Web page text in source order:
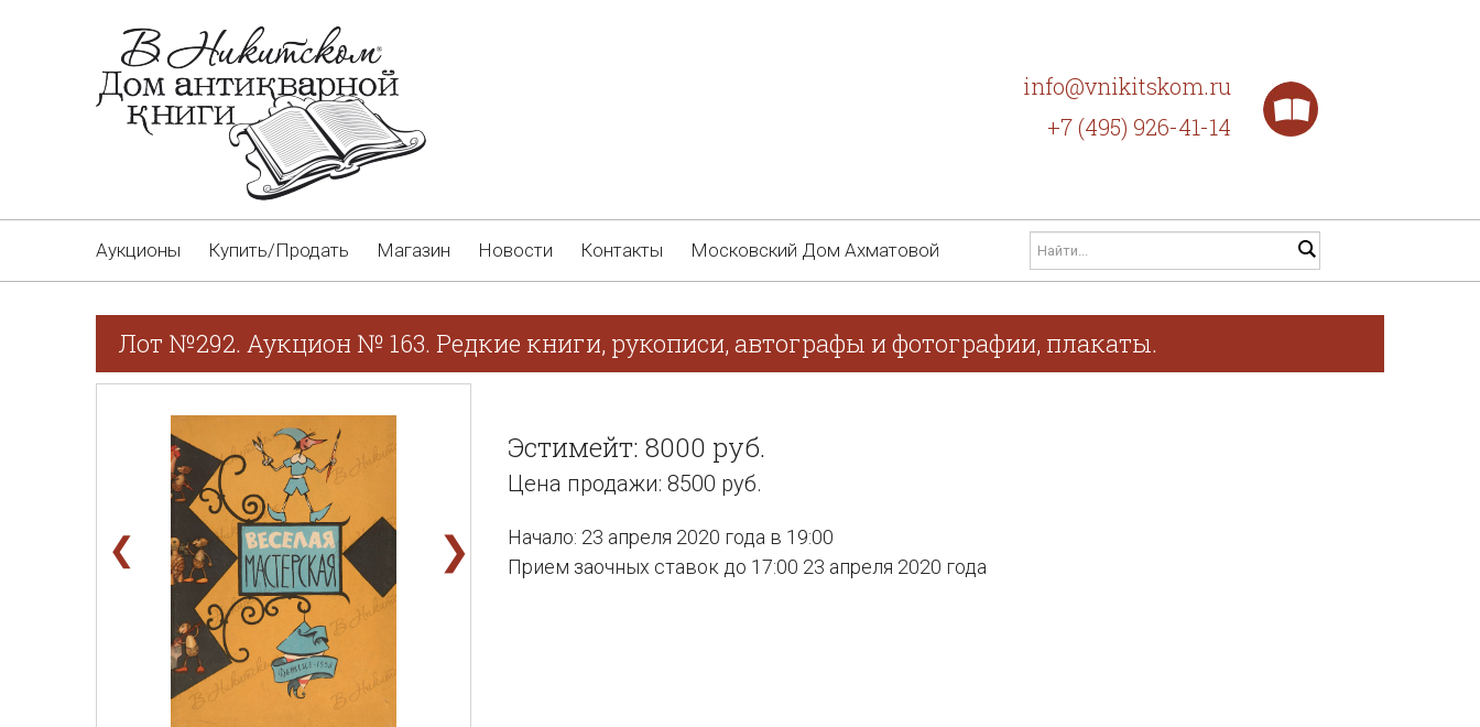
info@vnikitskom.ru
+7 (495) 926-41-14
Аукционы Купить/Продать Магазин Новости Контакты Московский Дом Ахматовой
Лот №292. Аукцион № 163. Редкие книги, рукописи, автографы и фотографии, плакаты.
❮ ❯
Эстимейт: 8000 руб.
Цена продажи: 8500 руб.
Начало: 23 апреля 2020 года в 19:00
Прием заочных ставок до 17:00 23 апреля 2020 года